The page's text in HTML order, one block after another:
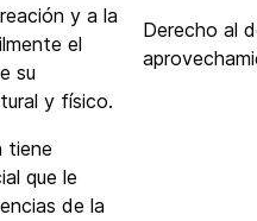
y a la
el
su
y físico.
Derecho al
tiene
que le
de la